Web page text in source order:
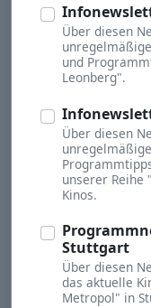
Über diesen
und
Leonberg".
Über diesen
unserer Reihe
Kinos.
Stuttgart
Über diesen
das aktuelle
Metropol" in